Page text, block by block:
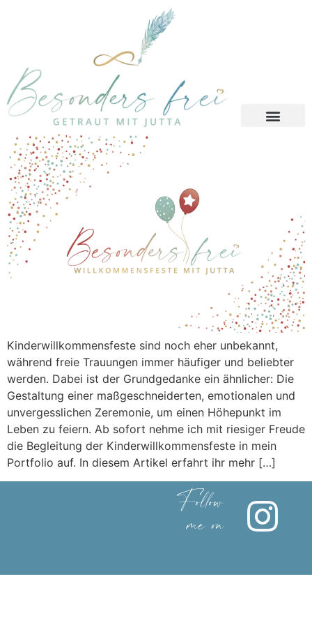
Kinderwillkommensfeste sind noch eher unbekannt,
während freie Trauungen immer häufiger und beliebter
werden. Dabei ist der Grundgedanke ein ähnlicher: Die
Gestaltung einer maßgeschneiderten, emotionalen und
unvergesslichen Zeremonie, um einen Höhepunkt im
Leben zu feiern. Ab sofort nehme ich mit riesiger Freude
die Begleitung der Kinderwillkommensfeste in mein
Portfolio auf. In diesem Artikel erfahrt ihr mehr […]
Follow
me on